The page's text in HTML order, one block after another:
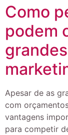
Como
podem
Apesar de as
com
vantagens
para competir